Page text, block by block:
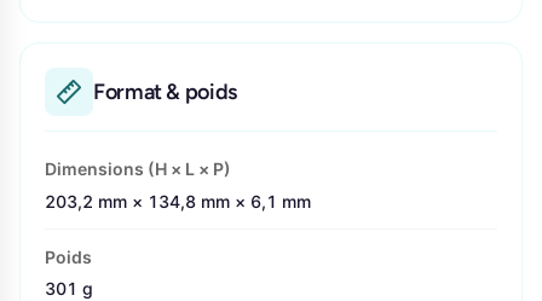
Format & poids
Dimensions (H × L × P)
203,2 mm × 134,8 mm × 6,1 mm
Poids
301 g